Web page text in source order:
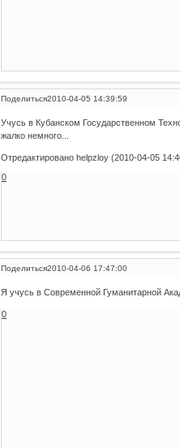
Поделиться2010-04-05 14:39:59
Учусь в Кубанском Государственном
жалко немного...
Отредактировано helpzloy (2010-04-05
0
Поделиться2010-04-06 17:47:00
Я учусь в Современной Гуманитарной
0